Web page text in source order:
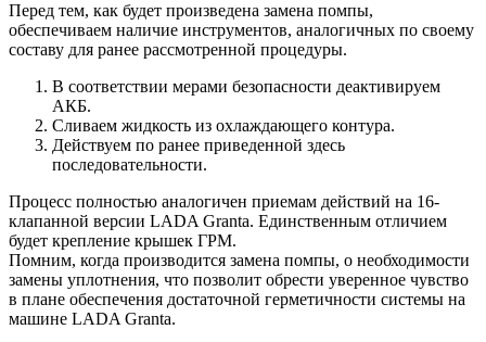
Перед тем, как будет произведена замена помпы,
обеспечиваем наличие инструментов, аналогичных по своему
составу для ранее рассмотренной процедуры.
В соответствии мерами безопасности деактивируем
АКБ.
Сливаем жидкость из охлаждающего контура.
Действуем по ранее приведенной здесь
последовательности.
Процесс полностью аналогичен приемам действий на 16-
клапанной версии LADA Granta. Единственным отличием
будет крепление крышек ГРМ.
Помним, когда производится замена помпы, о необходимости
замены уплотнения, что позволит обрести уверенное чувство
в плане обеспечения достаточной герметичности системы на
машине LADA Granta.